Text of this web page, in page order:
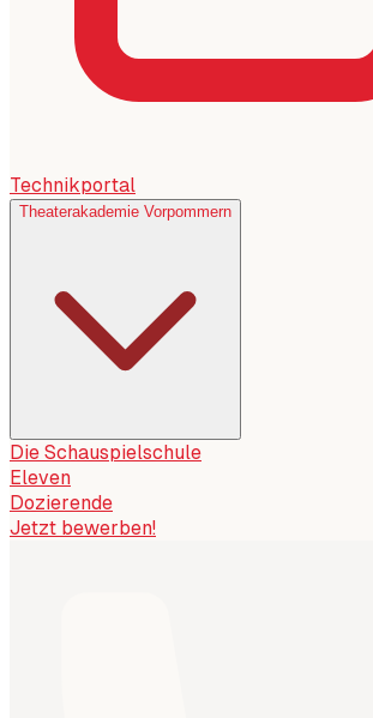
Technikportal
Theaterakademie Vorpommern
Die Schauspielschule
Eleven
Dozierende
Jetzt bewerben!